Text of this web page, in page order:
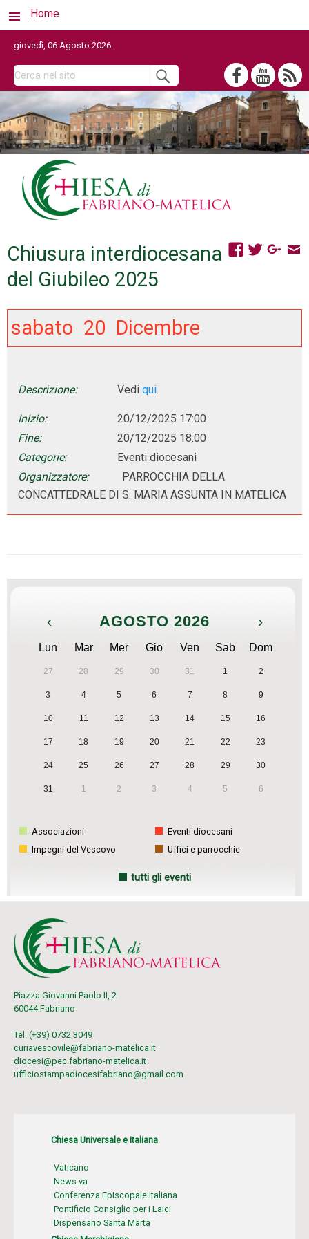
Home
giovedì, 06 Agosto 2026
Chiusura interdiocesana
del Giubileo 2025
sabato 20 Dicembre
Descrizione: Vedi qui.
Inizio:
20/12/2025 17:00
Fine:
20/12/2025 18:00
Categorie:
Eventi diocesani
Organizzatore:
PARROCCHIA DELLA
CONCATTEDRALE DI S. MARIA ASSUNTA IN MATELICA
‹ AGOSTO 2026 ›
Lun Mar Mer Gio Ven Sab Dom
27 28 29 30 31 1 2
3 4 5 6 7 8 9
10 11 12 13 14 15 16
17 18 19 20 21 22 23
24 25 26 27 28 29 30
31 1 2 3 4 5 6
Associazioni
Eventi diocesani
Impegni del Vescovo
Uffici e parrocchie
tutti gli eventi
Piazza Giovanni Paolo II, 2
60044 Fabriano
Tel. (+39) 0732 3049
curiavescovile@fabriano-matelica.it
diocesi@pec.fabriano-matelica.it
ufficiostampadiocesifabriano@gmail.com
Chiesa Universale e Italiana
Vaticano
News.va
Conferenza Episcopale Italiana
Pontificio Consiglio per i Laici
Dispensario Santa Marta